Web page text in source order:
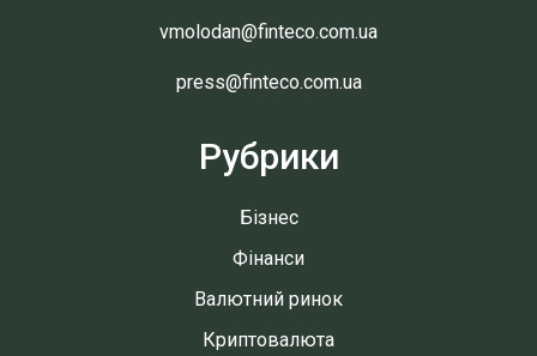
vmolodan@finteco.com.ua
press@finteco.com.ua
Рубрики
Бізнес
Фінанси
Валютний ринок
Криптовалюта